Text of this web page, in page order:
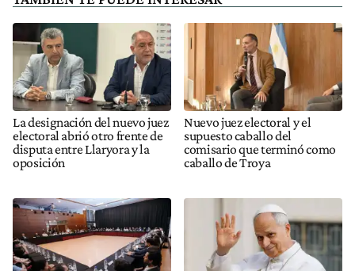
La designación del nuevo juez
electoral abrió otro frente de
disputa entre Llaryora y la
oposición
Nuevo juez electoral y el
supuesto caballo del
comisario que terminó como
caballo de Troya